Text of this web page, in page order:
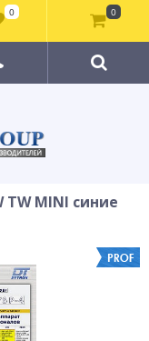
MINI синие
ХИТ
0 0